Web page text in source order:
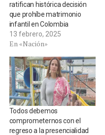
ratifican histórica decisión
que prohíbe matrimonio
infantil en Colombia
13 febrero, 2025
En «Nación»
Todos debemos
comprometernos con el
regreso a la presencialidad